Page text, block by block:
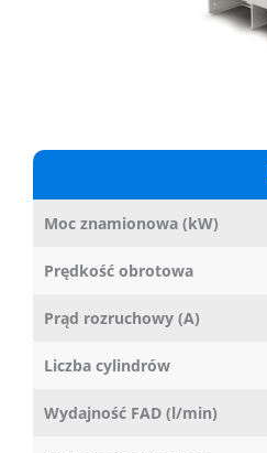
Moc znamionowa (kW)
Prędkość obrotowa
Prąd rozruchowy (A)
Liczba cylindrów
Wydajność FAD (l/min)